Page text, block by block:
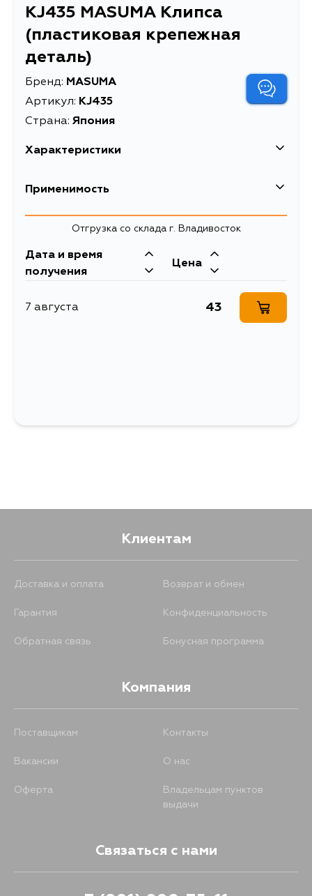
KJ435 MASUMA Клипса
(пластиковая крепежная
деталь)
Бренд: MASUMA
Артикул: KJ435
Страна: Япония
Характеристики
EAN-13
Объем упаковки, л 0.000792
Описание
Клипса (пластиковая
крепежная деталь)
Применимость
Отгрузка со склада г. Владивосток
Дата и время
получения
Цена
7 августа 43
Клиентам
Доставка и оплата Возврат и обмен
Гарантия Конфиденциальность
Обратная связь Бонусная программа
Компания
Поставщикам Контакты
Вакансии О нас
Оферта
Владельцам пунктов
выдачи
Связаться с нами